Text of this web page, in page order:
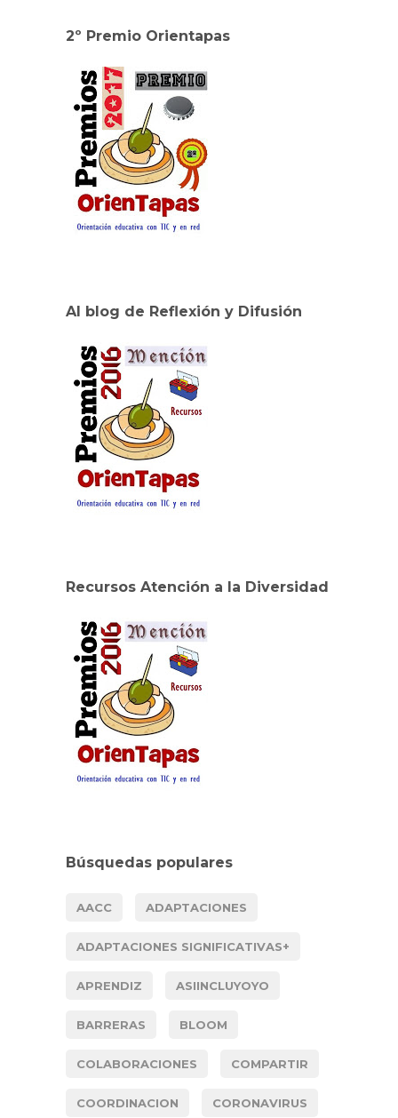
2º Premio Orientapas
Al blog de Reflexión y Difusión
Recursos Atención a la Diversidad
Búsquedas populares
AACC ADAPTACIONES
ADAPTACIONES SIGNIFICATIVAS+
APRENDIZ ASIINCLUYOYO
BARRERAS BLOOM
COLABORACIONES COMPARTIR
COORDINACION CORONAVIRUS